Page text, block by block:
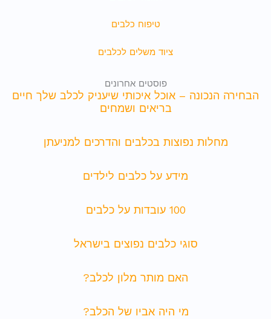
טיפוח כלבים
ציוד משלים לכלבים
פוסטים אחרונים
הבחירה הנכונה – אוכל איכותי שיעניק לכלב שלך חיים
בריאים ושמחים
מחלות נפוצות בכלבים והדרכים למניעתן
מידע על כלבים לילדים
100 עובדות על כלבים
סוגי כלבים נפוצים בישראל
האם מותר מלון לכלב?
מי היה אביו של הכלב?